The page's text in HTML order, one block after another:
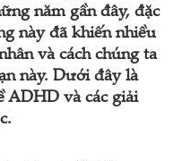
năm gần đây, đặc
này đã khiến nhiều
và cách chúng ta
này. Dưới đây là
ADHD và các giải